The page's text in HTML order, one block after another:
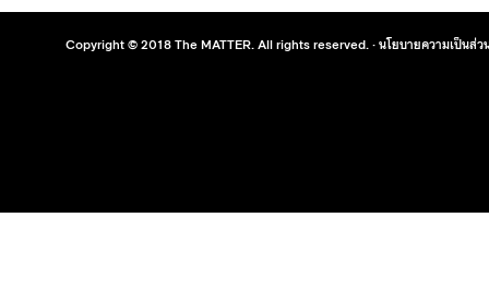
Copyright © 2018 The MATTER. All rights reserved. ·นโยบายความเป็นส่ว